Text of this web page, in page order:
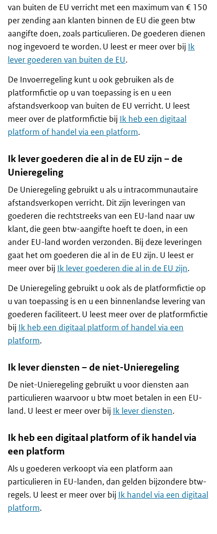
van buiten de EU verricht met een maximum van € 150
per zending aan klanten binnen de EU die geen btw
aangifte doen, zoals particulieren. De goederen dienen
nog ingevoerd te worden. U leest er meer over bij Ik
lever goederen van buiten de EU.
De Invoerregeling kunt u ook gebruiken als de
platformfictie op u van toepassing is en u een
afstandsverkoop van buiten de EU verricht. U leest
meer over de platformfictie bij Ik heb een digitaal
platform of handel via een platform.
Ik lever goederen die al in de EU zijn – de
Unieregeling
De Unieregeling gebruikt u als u intracommunautaire
afstandsverkopen verricht. Dit zijn leveringen van
goederen die rechtstreeks van een EU-land naar uw
klant, die geen btw-aangifte hoeft te doen, in een
ander EU-land worden verzonden. Bij deze leveringen
gaat het om goederen die al in de EU zijn. U leest er
meer over bij Ik lever goederen die al in de EU zijn.
De Unieregeling gebruikt u ook als de platformfictie op
u van toepassing is en u een binnenlandse levering van
goederen faciliteert. U leest meer over de platformfictie
bij Ik heb een digitaal platform of handel via een
platform.
Ik lever diensten – de niet-Unieregeling
De niet-Unieregeling gebruikt u voor diensten aan
particulieren waarvoor u btw moet betalen in een EU-
land. U leest er meer over bij Ik lever diensten.
Ik heb een digitaal platform of ik handel via
een platform
Als u goederen verkoopt via een platform aan
particulieren in EU-landen, dan gelden bijzondere btw-
regels. U leest er meer over bij Ik handel via een digitaal
platform.